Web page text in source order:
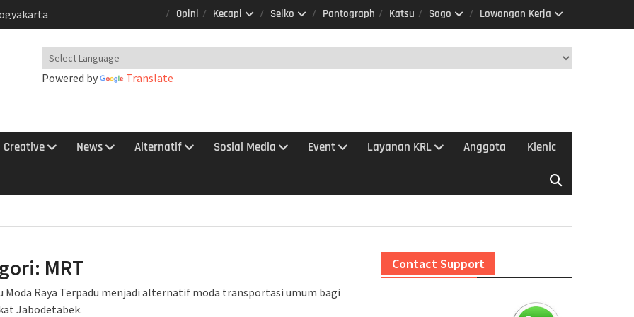
Sama Dengan
Perpanjangan
Api Srilelawangsa
: Jadwal
KRL Anjlog Selesai
Tambah
Tambah Kapasitas
Kembali Beroperasi
Opini Kecapi Seiko Pantograph Katsu Sogo Lowongan Kerja
Powered by Translate
Creative News Alternatif Sosial Media Event Layanan KRL Anggota Klenic
MRT
Moda Raya Terpadu menjadi alternatif moda transportasi umum bagi
Jabodetabek.
Contact Support